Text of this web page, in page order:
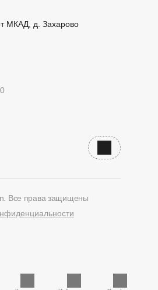
МКАД, д. Захарово
Наверх
Все права защищены